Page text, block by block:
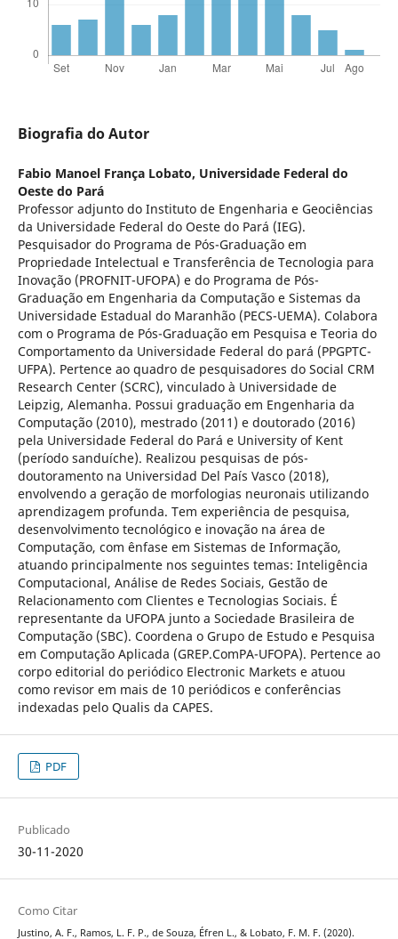
Biografia do Autor
Fabio Manoel França Lobato, Universidade Federal do
Oeste do Pará
Professor adjunto do Instituto de Engenharia e Geociências
da Universidade Federal do Oeste do Pará (IEG).
Pesquisador do Programa de Pós-Graduação em
Propriedade Intelectual e Transferência de Tecnologia para
Inovação (PROFNIT-UFOPA) e do Programa de Pós-
Graduação em Engenharia da Computação e Sistemas da
Universidade Estadual do Maranhão (PECS-UEMA). Colabora
com o Programa de Pós-Graduação em Pesquisa e Teoria do
Comportamento da Universidade Federal do pará (PPGPTC-
UFPA). Pertence ao quadro de pesquisadores do Social CRM
Research Center (SCRC), vinculado à Universidade de
Leipzig, Alemanha. Possui graduação em Engenharia da
Computação (2010), mestrado (2011) e doutorado (2016)
pela Universidade Federal do Pará e University of Kent
(período sanduíche). Realizou pesquisas de pós-
doutoramento na Universidad Del País Vasco (2018),
envolvendo a geração de morfologias neuronais utilizando
aprendizagem profunda. Tem experiência de pesquisa,
desenvolvimento tecnológico e inovação na área de
Computação, com ênfase em Sistemas de Informação,
atuando principalmente nos seguintes temas: Inteligência
Computacional, Análise de Redes Sociais, Gestão de
Relacionamento com Clientes e Tecnologias Sociais. É
representante da UFOPA junto a Sociedade Brasileira de
Computação (SBC). Coordena o Grupo de Estudo e Pesquisa
em Computação Aplicada (GREP.ComPA-UFOPA). Pertence ao
corpo editorial do periódico Electronic Markets e atuou
como revisor em mais de 10 periódicos e conferências
indexadas pelo Qualis da CAPES.
PDF
Publicado
30-11-2020
Como Citar
Justino, A. F., Ramos, L. F. P., de Souza, Éfren L., & Lobato, F. M. F. (2020).